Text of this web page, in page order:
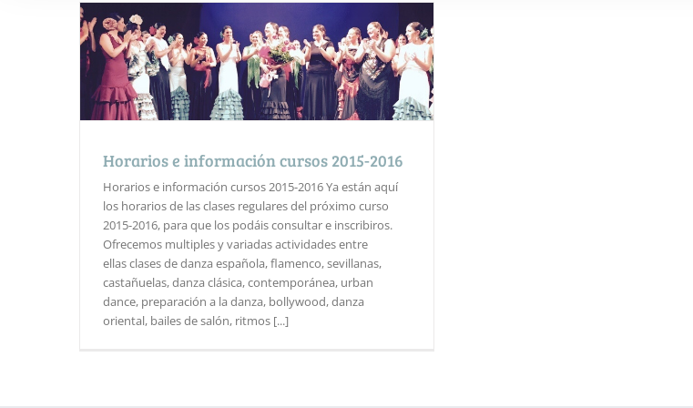
Horarios e información cursos 2015-2016
Horarios e información cursos 2015-2016 Ya están aquí
los horarios de las clases regulares del próximo curso
2015-2016, para que los podáis consultar e inscribiros.
Ofrecemos multiples y variadas actividades entre
ellas clases de danza española, flamenco, sevillanas,
castañuelas, danza clásica, contemporánea, urban
dance, preparación a la danza, bollywood, danza
oriental, bailes de salón, ritmos [...]